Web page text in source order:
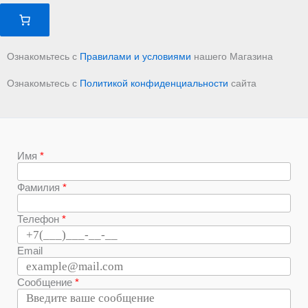
Ознакомьтесь с Правилами и условиями нашего Магазина
Ознакомьтесь с Политикой конфиденциальности сайта
Имя
Фамилия
Телефон
Email
Сообщение